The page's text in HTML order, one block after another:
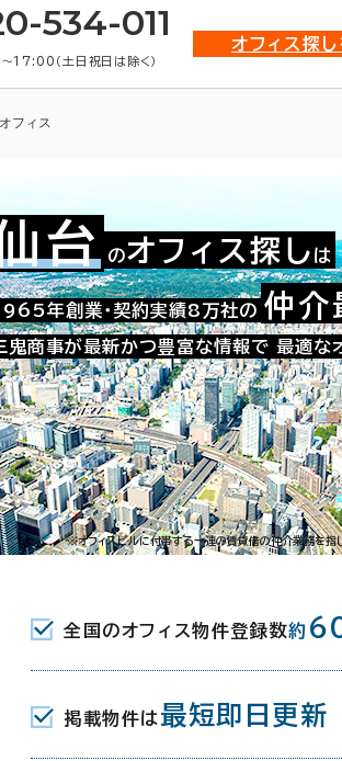
534-011
17:00（土日祝日は除く）
オフィス探
フィス
お問い合わせ番号：
。
台 のオフィス探し は
年創業・契約実績8万社の 仲介
鬼商事が最新かつ豊富な情報で 最適な
※オフィスビルに付帯する一連の賃貸借の仲介業務を
全国のオフィス物件登録数約
掲載物件は 最短即日更新